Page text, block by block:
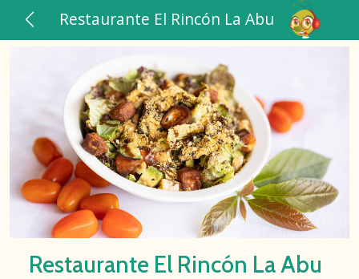
Restaurante El Rincón La Abu
Restaurante El Rincón La Abu